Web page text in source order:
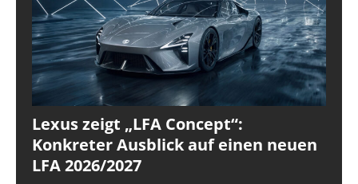
Lexus zeigt „LFA Concept“:
Konkreter Ausblick auf einen neuen
LFA 2026/2027